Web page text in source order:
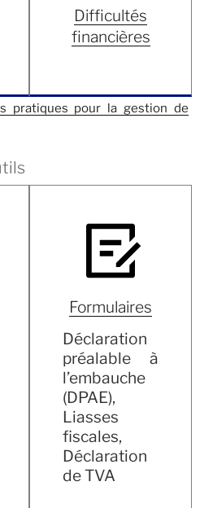
Difficultés
financières
pratiques pour la gestion de
Formulaires
Déclaration
préalable à
l’embauche
(DPAE),
Liasses
fiscales,
Déclaration
de TVA